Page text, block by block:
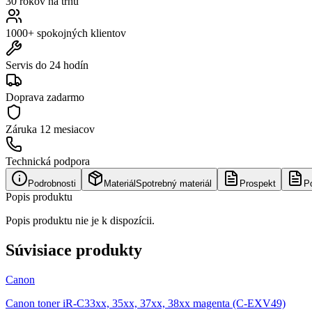
1000+ spokojných klientov
Servis do 24 hodín
Doprava zadarmo
Záruka 12 mesiacov
Technická podpora
Podrobnosti Materiál Spotrebný materiál Prospekt
Popis produktu
Popis produktu nie je k dispozícii.
Súvisiace produkty
Canon
Canon toner iR-C33xx, 35xx, 37xx, 38xx magenta (C-EXV49)